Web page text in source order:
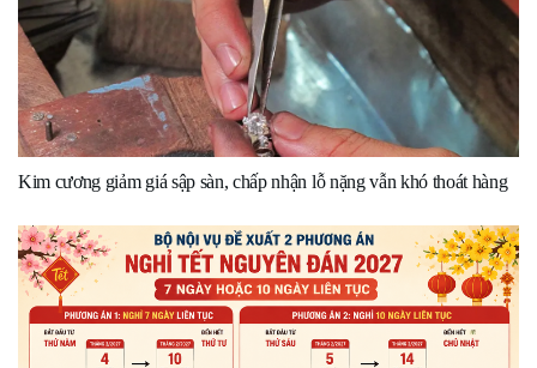
Kim cương giảm giá sập sàn, chấp nhận lỗ nặng vẫn khó thoát hàng